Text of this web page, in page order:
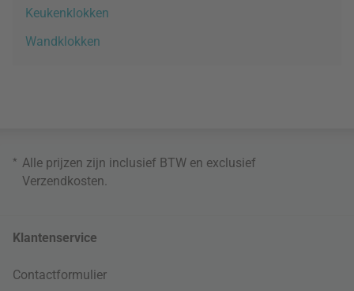
Keukenklokken
Wandklokken
* Alle prijzen zijn inclusief BTW en exclusief
Verzendkosten.
Klantenservice
Contactformulier